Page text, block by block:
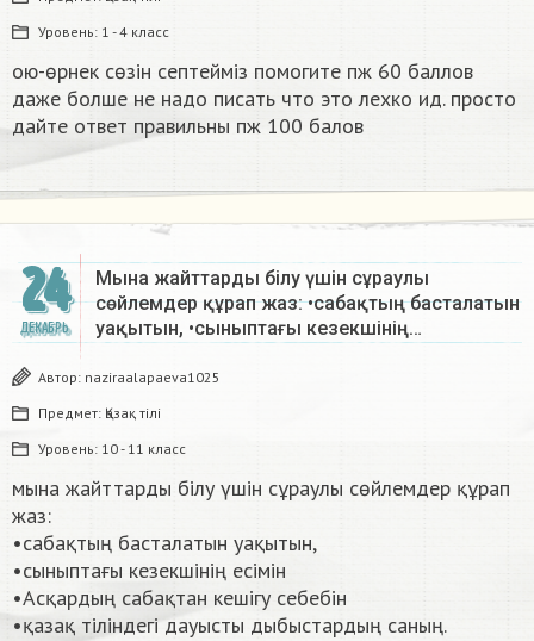
Уровень: 1 - 4 класс
ою-өрнек сөзін септеймiз помогите пж 60 баллов
даже болше не надо писать что это лехко ид. просто
дайте ответ правильны пж 100 балов ​
24
ДЕКАБРЬ
Мына жайттарды білу үшін сұраулы
сөйлемдер құрап жаз: •сабақтың басталатын
уақытын, •сыныптағы кезекшінің…
Автор: naziraalapaeva1025
Предмет: Қазақ тiлi
Уровень: 10 - 11 класс
мына жайттарды білу үшін сұраулы сөйлемдер құрап
жаз:
•сабақтың басталатын уақытын,
•сыныптағы кезекшінің есімін
•Асқардың сабақтан кешігу себебін
•қазақ тіліндегі дауысты дыбыстардың саның. ​